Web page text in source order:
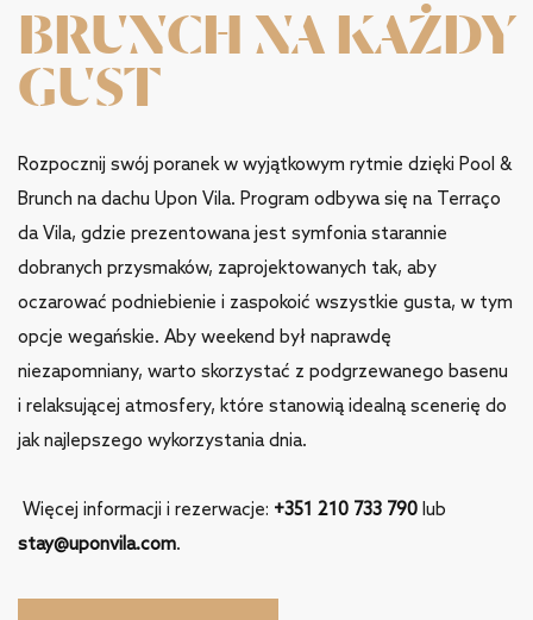
BRUNCH NA KAŻDY
GUST
Rozpocznij swój poranek w wyjątkowym rytmie dzięki Pool &
Brunch na dachu Upon Vila. Program odbywa się na Terraço
da Vila, gdzie prezentowana jest symfonia starannie
dobranych przysmaków, zaprojektowanych tak, aby
oczarować podniebienie i zaspokoić wszystkie gusta, w tym
opcje wegańskie. Aby weekend był naprawdę
niezapomniany, warto skorzystać z podgrzewanego basenu
i relaksującej atmosfery, które stanowią idealną scenerię do
jak najlepszego wykorzystania dnia.
Więcej informacji i rezerwacje: +351 210 733 790 lub
stay@uponvila.com.